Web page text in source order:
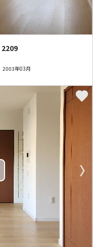
2209
2003年03月
〉